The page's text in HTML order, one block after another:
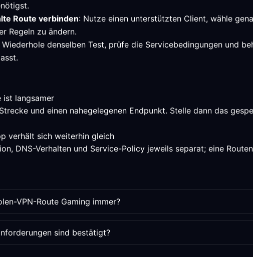
Route verbinden: Nutze einen unterstützten Client, wähle
Regeln zu ändern.
Wiederhole denselben Test, prüfe die Servicebedingungen und
ist langsamer
und einen nahegelegenen Endpunkt. Stelle dann das
verhält sich weiterhin gleich
DNS-Verhalten und Service-Policy jeweils separat; eine
VPN-Route Gaming immer?
sind bestätigt?